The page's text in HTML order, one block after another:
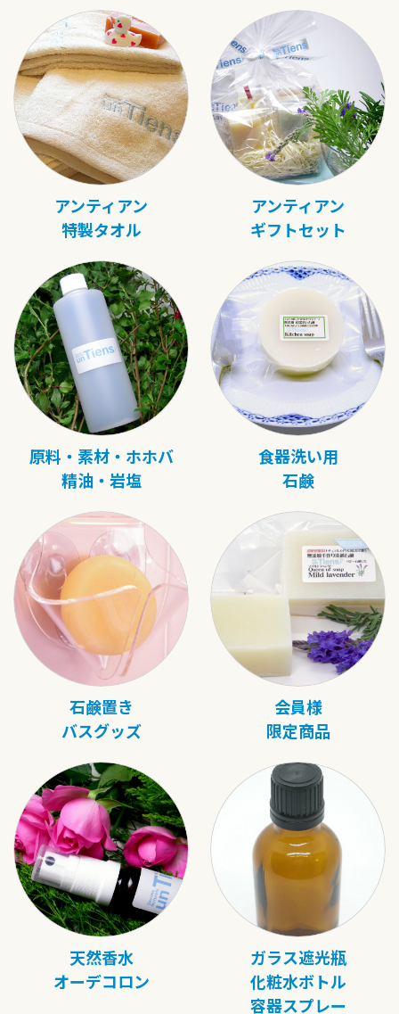
アンティアン
特製タオル
アンティアン
ギフトセット
原料・素材・ホホバ
精油・岩塩
食器洗い用
石鹸
石鹸置き
バスグッズ
会員様
限定商品
天然香水
オーデコロン
ガラス遮光瓶
化粧水ボトル
容器スプレー